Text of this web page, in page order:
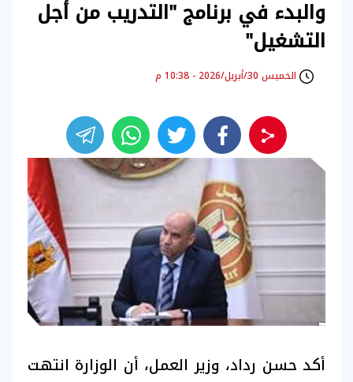
والبدء في برنامج "التدريب من أجل
التشغيل"
الخميس 30/أبريل/2026 - 10:38 م
أكد حسن رداد، وزير العمل، أن الوزارة انتهت